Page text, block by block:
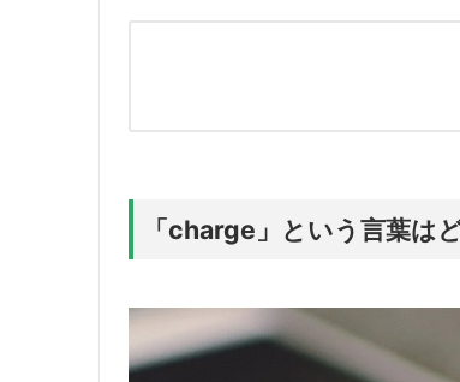
「charge」という言葉は